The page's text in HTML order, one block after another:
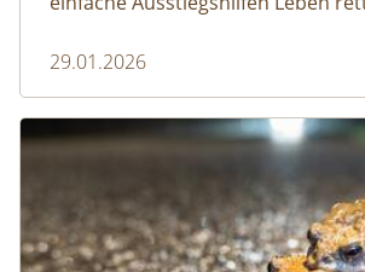
Aufwand.
29.01.2026
Wenn der Weiderost zur Falle wird